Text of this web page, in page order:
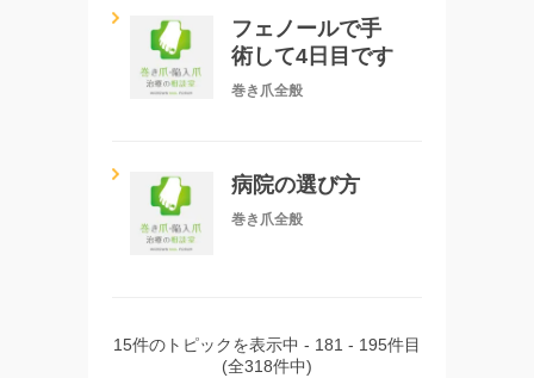
フェノールで手
術して4日目です
巻き爪全般
病院の選び方
巻き爪全般
15件のトピックを表示中 - 181 - 195件目
(全318件中)